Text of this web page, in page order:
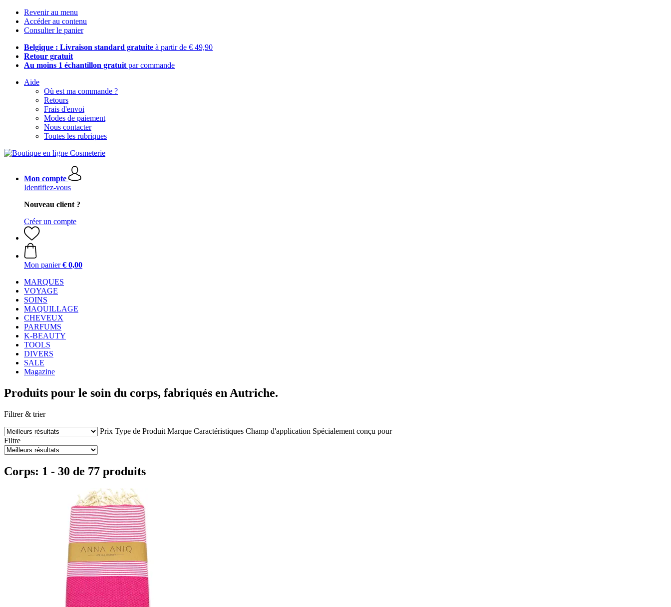
Revenir au menu
Accéder au contenu
Consulter le panier
Belgique : Livraison standard gratuite à partir de € 49,90
Retour gratuit
Au moins 1 échantillon gratuit par commande
Aide
Où est ma commande ?
Retours
Frais d'envoi
Modes de paiement
Nous contacter
Toutes les rubriques
Mon compte
Identifiez-vous
Nouveau client ?
Créer un compte
Mon panier € 0,00
MARQUES
VOYAGE
SOINS
MAQUILLAGE
CHEVEUX
PARFUMS
K-BEAUTY
TOOLS
DIVERS
SALE
Magazine
Produits pour le soin du corps, fabriqués en Autriche.
Filtrer & trier
Prix Type de Produit Marque Caractéristiques Champ d'application Spécialement conçu pour
Filtre
Corps: 1 - 30 de 77 produits